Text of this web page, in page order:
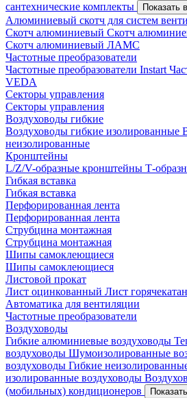
сантехнические комплекты
Показать
Алюминиевый скотч для систем
Скотч алюминиевый Скотч
Скотч алюминиевый ЛАМС
Частотные преобразователи
Частотные преобразователи Instart
VEDA
Секторы управления
Секторы управления
Воздуховоды гибкие
Воздуховоды гибкие изолированные
неизолированные
Кронштейны
L/Z/V-образные кронштейны Т-
Гибкая вставка
Гибкая вставка
Перфорированная лента
Перфорированная лента
Струбцина монтажная
Струбцина монтажная
Шипы самоклеющиеся
Шипы самоклеющиеся
Листовой прокат
Лист оцинкованный Лист
Автоматика для вентиляции
Частотные преобразователи
Воздуховоды
Гибкие алюминиевые воздуховоды
воздуховоды Шумоизолированные
воздуховоды Гибкие
изолированные воздуховоды
(мобильных) кондиционеров